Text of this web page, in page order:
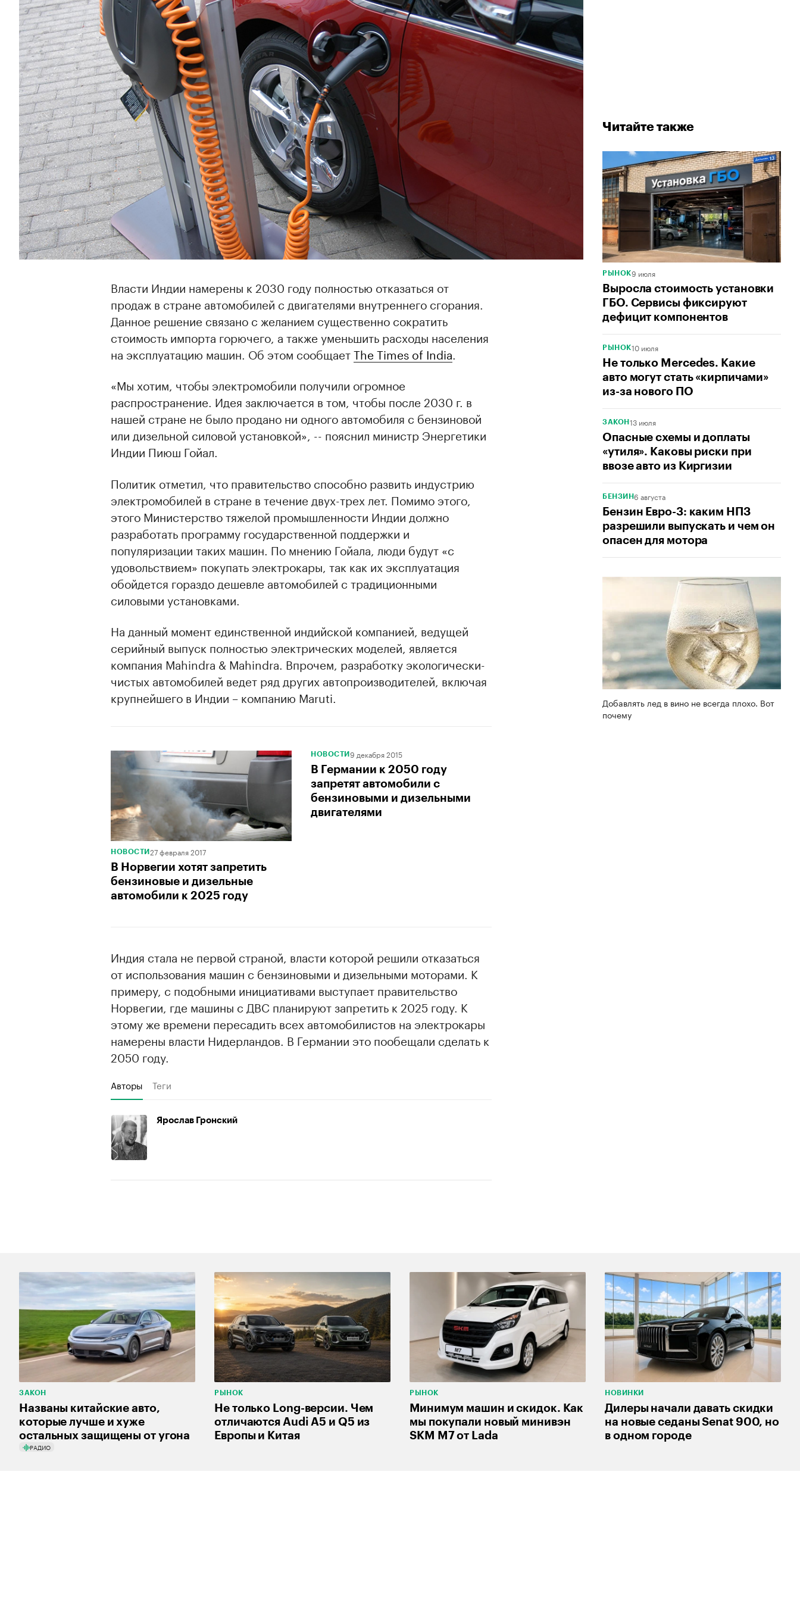
Читайте также
РЫНОК9 июля
Выросла стоимость установки
ГБО. Сервисы фиксируют
дефицит компонентов
РЫНОК10 июля
Не только Mercedes. Какие
авто могут стать «кирпичами»
из-за нового ПО
ЗАКОН 13 июля
Опасные схемы и доплаты
«утиля». Каковы риски при
ввозе авто из Киргизии
БЕНЗИН6 августа
Бензин Евро-3: каким НПЗ
разрешили выпускать и чем он
опасен для мотора
Добавлять лед в вино не всегда плохо. Вот
почему
Власти Индии намерены к 2030 году полностью отказаться от
продаж в стране автомобилей с двигателями внутреннего сгорания.
Данное решение связано с желанием существенно сократить
стоимость импорта горючего, а также уменьшить расходы населения
на эксплуатацию машин. Об этом сообщаетThe Times of India.
«Мы хотим, чтобы электромобили получили огромное
распространение. Идея заключается в том, чтобы после 2030 г. в
нашей стране не было продано ни одного автомобиля с бензиновой
или дизельной силовой установкой», -- пояснил министр Энергетики
Индии Пиюш Гойал.
Политик отметил, что правительство способно развить индустрию
электромобилей в стране в течение двух-трех лет. Помимо этого,
этого Министерство тяжелой промышленности Индии должно
разработать программу государственной поддержки и
популяризации таких машин. По мнению Гойала, люди будут «с
удовольствием» покупать электрокары, так как их эксплуатация
обойдется гораздо дешевле автомобилей с традиционными
силовыми установками.
На данный момент единственной индийской компанией, ведущей
серийный выпуск полностью электрических моделей, является
компания Mahindra & Mahindrа. Впрочем, разработку экологически-
чистых автомобилей ведет ряд других автопроизводителей, включая
крупнейшего в Индии – компанию Maruti.
НОВОСТИ 27 февраля 2017
В Норвегии хотят запретить
бензиновые и дизельные
автомобили к 2025 году
НОВОСТИ 9 декабря 2015
В Германии к 2050 году
запретят автомобили с
бензиновыми и дизельными
двигателями
Индия стала не первой страной, власти которой решили отказаться
от использования машин с бензиновыми и дизельными моторами. К
примеру, с подобными инициативами выступает правительство
Норвегии, где машины с ДВС планируют запретить к 2025 году. К
этому же времени пересадить всех автомобилистов на электрокары
намерены власти Нидерландов. В Германии это пообещали сделать к
2050 году.
Авторы Теги
Ярослав Гронский
ЗАКОН
Названы китайские авто,
которые лучше и хуже
остальных защищены от угона
РАДИО
РЫНОК
Не только Long-версии. Чем
отличаются Audi A5 и Q5 из
Европы и Китая
РЫНОК
Минимум машин и скидок. Как
мы покупали новый минивэн
SKM M7 от Lada
НОВИНКИ
Дилеры начали давать скидки
на новые седаны Senat 900, но
в одном городе